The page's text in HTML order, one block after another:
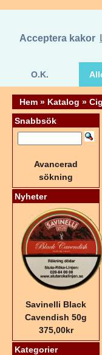
Acceptera kakor
O.K.
Hem » Katalog »
Snabbsök
Avancerad
sökning
Nyheter
Savinelli Black
Cavendish 50g
375,00kr
Kategorier